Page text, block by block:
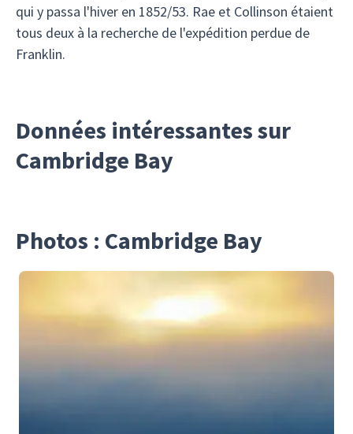
qui y passa l'hiver en 1852/53. Rae et Collinson étaient
tous deux à la recherche de l'expédition perdue de
Franklin.
Données intéressantes sur
Cambridge Bay
Photos : Cambridge Bay